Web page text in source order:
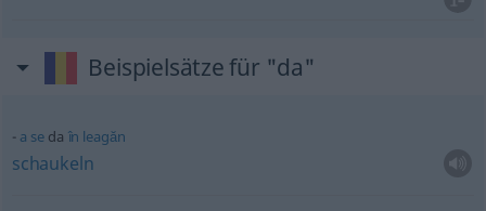
Beispielsätze für "da"
a se da în leagăn
schaukeln